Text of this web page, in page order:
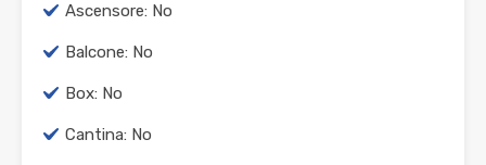
Ascensore: No
Balcone: No
Box: No
Cantina: No